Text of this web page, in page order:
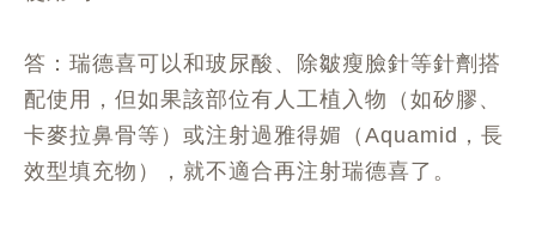
答：瑞德喜可以和玻尿酸、除皺瘦臉針等針劑搭
配使用，但如果該部位有人工植入物（如矽膠、
卡麥拉鼻骨等）或注射過雅得媚（Aquamid，長
效型填充物），就不適合再注射瑞德喜了。